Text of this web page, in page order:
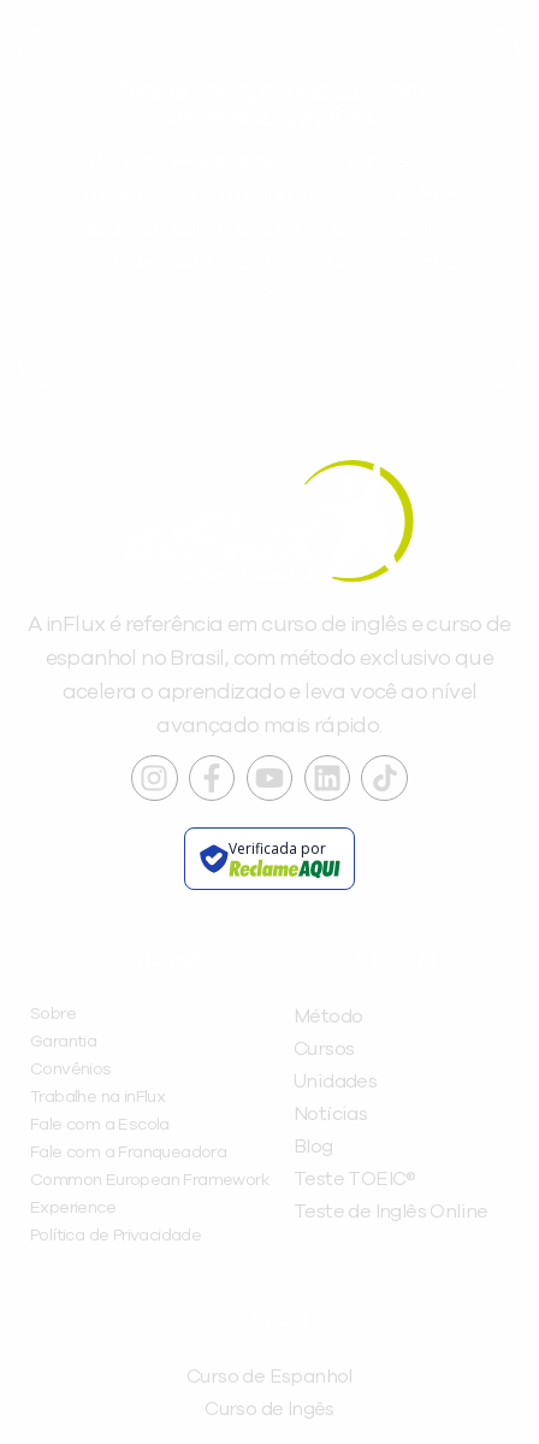
A inFlux é referência em curso de inglês e curso de
espanhol no Brasil, com método exclusivo que
acelera o aprendizado e leva você ao nível
avançado mais rápido.
Verificada por
Sobre
Garantia
Convênios
Trabalhe na inFlux
Fale com a Escola
Fale com a Franqueadora
Common European Framework
Experience
Política de Privacidade
Método
Cursos
Unidades
Notícias
Blog
Teste TOEIC®
Teste de Inglês Online
Curso de Espanhol
Curso de Ingês